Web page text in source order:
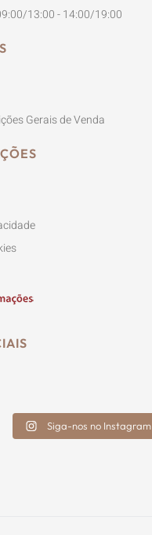
13:00 - 14:00/19:00
Gerais de Venda
Siga-nos no Instagram